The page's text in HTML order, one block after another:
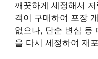
깨끗하게 세정해서
객이 구매하여 포장
없으나, 단순 변심 등
을 다시 세정하여 재